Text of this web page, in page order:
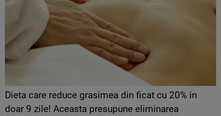
Dieta care reduce grasimea din ficat cu 20% in
doar 9 zile! Aceasta presupune eliminarea